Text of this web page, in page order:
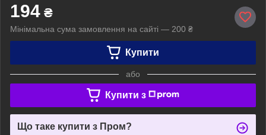
194 ₴
Мінімальна сума замовлення на сайті — 200 ₴
Купити
або
Купити з
Що таке купити з Пром?